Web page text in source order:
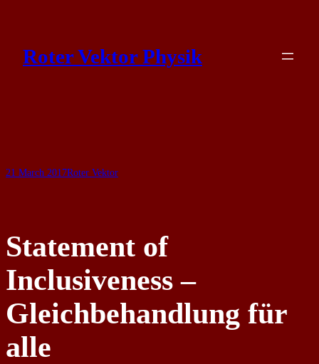
content
Roter Vektor Physik
21 March 2017Roter Vektor
Statement of
Inclusiveness –
Gleichbehandlung für
alle